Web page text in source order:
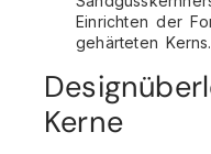
Einrichten der
gehärteten Kerns.
Kerne